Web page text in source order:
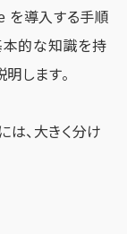
を導入する手順
本的な知識を持
します。
、大きく分け